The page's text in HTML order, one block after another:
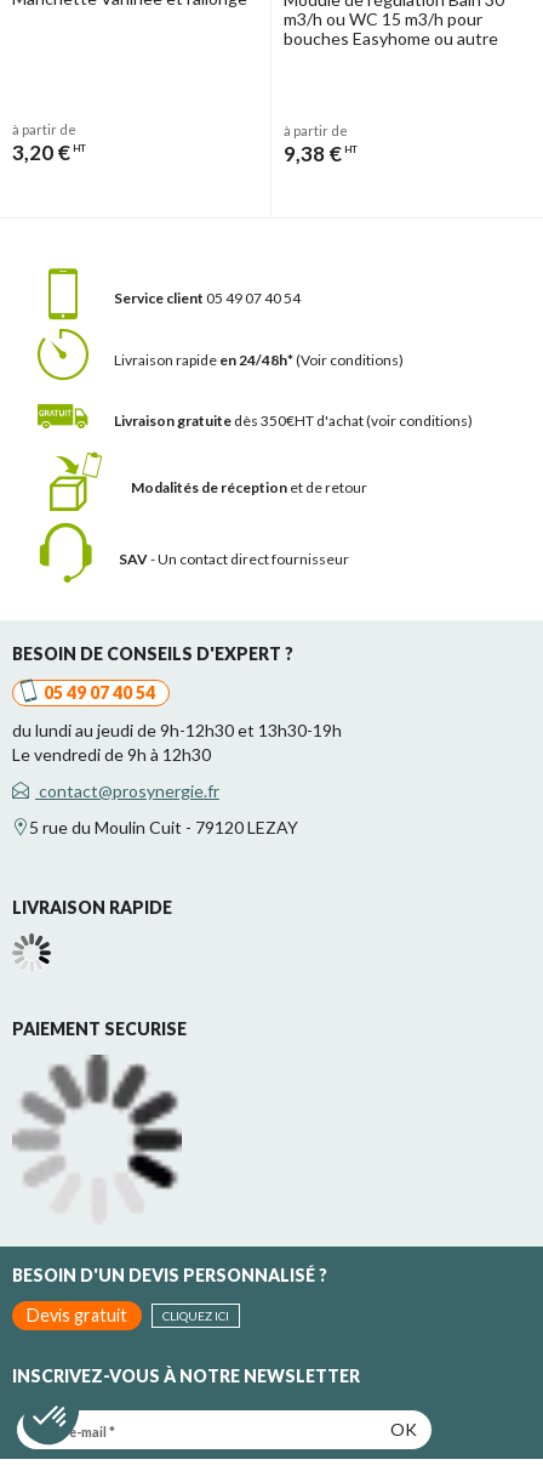
à partir de
3,20 € HT
m3/h ou WC 15 m3/h pour
bouches Easyhome ou autre
à partir de
9,38 € HT
Service client 05 49 07 40 54
Livraison rapide en 24/48h*(Voir conditions)
Livraison gratuite dès 350€HT d'achat(voir conditions)
Modalités de réception et de retour
SAV- Un contact direct fournisseur
BESOIN DE CONSEILS D'EXPERT ?
05 49 07 40 54
du lundi au jeudi de 9h-12h30 et 13h30-19h
Le vendredi de 9h à 12h30
contact@prosynergie.fr
5 rue du Moulin Cuit - 79120 LEZAY
LIVRAISON RAPIDE
PAIEMENT SECURISE
BESOIN D'UN DEVIS PERSONNALISÉ ?
Devis gratuit
CLIQUEZ ICI
INSCRIVEZ-VOUS À NOTRE NEWSLETTER
OK